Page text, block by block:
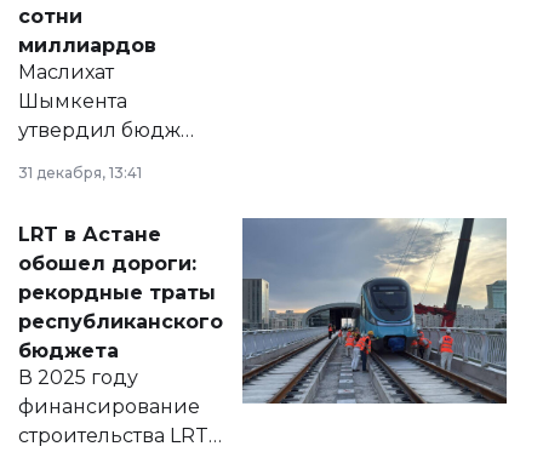
сотни
миллиардов
Маслихат
Шымкента
утвердил бюджет
города на 2026–
2028 годы.
документ
появился в базе
нормативных
правовых актов и
на сайте маслихат
города.
31 декабря, 13:41
LRT в Астане
обошел дороги:
рекордные траты
республиканского
бюджета
В 2025 году
финансирование
строительства LRT